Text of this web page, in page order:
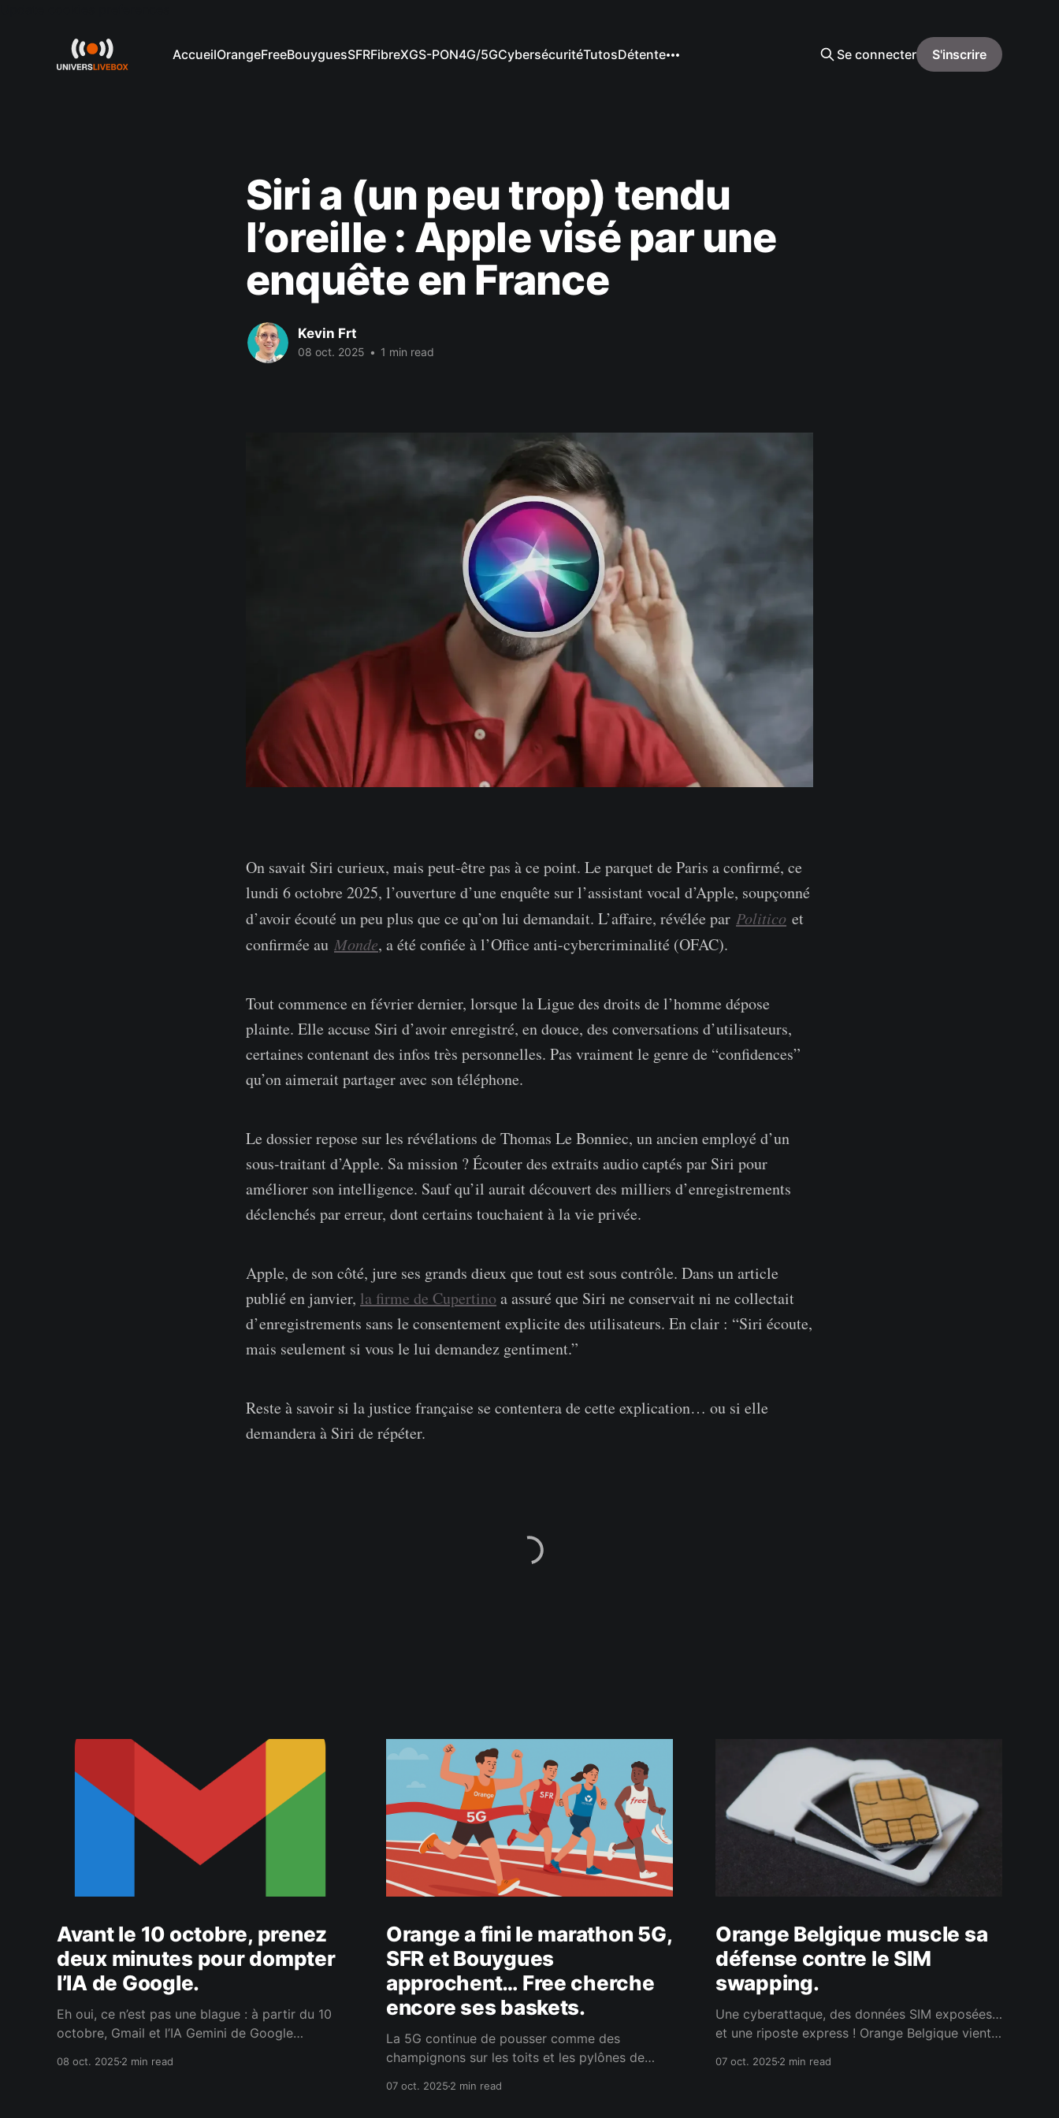
AccueilOrangeFreeBouyguesSFRFibreXGS-PON4G/5GCybersécuritéTutosDétente Se connecter S'inscrire
Siri a (un peu trop) tendu
l’oreille : Apple visé par une
enquête en France
Kevin Frt
08 oct. 2025 • 1 min read
On savait Siri curieux, mais peut-être pas à ce point. Le parquet de Paris a confirmé, ce
lundi 6 octobre 2025, l’ouverture d’une enquête sur l’assistant vocal d’Apple, soupçonné
d’avoir écouté un peu plus que ce qu’on lui demandait. L’affaire, révélée par Politico et
confirmée au Monde, a été confiée à l’Office anti-cybercriminalité (OFAC).
Tout commence en février dernier, lorsque la Ligue des droits de l’homme dépose
plainte. Elle accuse Siri d’avoir enregistré, en douce, des conversations d’utilisateurs,
certaines contenant des infos très personnelles. Pas vraiment le genre de “confidences”
qu’on aimerait partager avec son téléphone.
Le dossier repose sur les révélations de Thomas Le Bonniec, un ancien employé d’un
sous-traitant d’Apple. Sa mission ? Écouter des extraits audio captés par Siri pour
améliorer son intelligence. Sauf qu’il aurait découvert des milliers d’enregistrements
déclenchés par erreur, dont certains touchaient à la vie privée.
Apple, de son côté, jure ses grands dieux que tout est sous contrôle. Dans un article
publié en janvier, la firme de Cupertinoa assuré que Siri ne conservait ni ne collectait
d’enregistrements sans le consentement explicite des utilisateurs. En clair : “Siri écoute,
mais seulement si vous le lui demandez gentiment.”
Reste à savoir si la justice française se contentera de cette explication… ou si elle
demandera à Siri de répéter.
Avant le 10 octobre, prenez
deux minutes pour dompter
l’IA de Google.
Eh oui, ce n’est pas une blague : à partir du 10
octobre, Gmail et l’IA Gemini de Google
08 oct. 2025 2 min read
Orange a fini le marathon 5G,
SFR et Bouygues
approchent… Free cherche
encore ses baskets.
La 5G continue de pousser comme des
champignons sur les toits et les pylônes de
07 oct. 20252 min read
Orange Belgique muscle sa
défense contre le SIM
swapping.
Une cyberattaque, des données SIM exposées…
et une riposte express ! Orange Belgique vient
07 oct. 20252 min read